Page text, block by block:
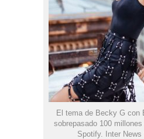
El tema de Becky G con
sobrepasado 100
Spotify. Inter News